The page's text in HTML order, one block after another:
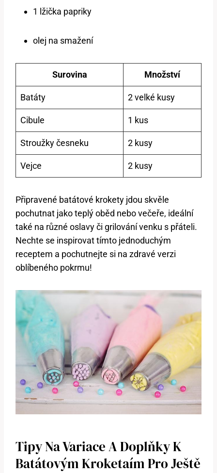
1 lžička papriky
olej na smažení
Surovina Množství
Batáty 2 velké kusy
Cibule 1 kus
Stroužky česneku 2 kusy
Vejce 2 kusy
Připravené batátové krokety jdou skvěle
pochutnat jako teplý oběd nebo večeře, ideální
také na různé oslavy či grilování venku s přáteli.
Nechte se inspirovat tímto jednoduchým
receptem a pochutnejte si na zdravé verzi
oblíbeného pokrmu!
Tipy Na Variace A Doplňky K
Batátovým Kroketaím Pro Ještě